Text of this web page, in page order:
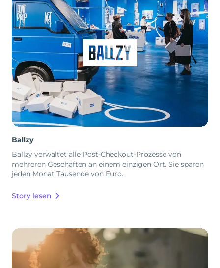
Ballzy
Ballzy verwaltet alle Post-Checkout-Prozesse von
mehreren Geschäften an einem einzigen Ort. Sie sparen
jeden Monat Tausende von Euro.
Story lesen